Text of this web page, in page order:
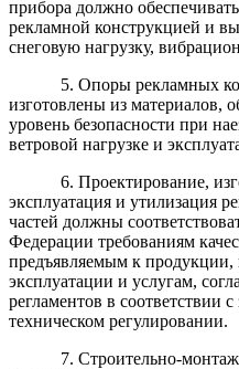
прибора должно
рекламной конструкцией и
снеговую нагрузку,
5. Опоры рекламных
изготовлены из материалов,
уровень безопасности при
ветровой нагрузке и
6. Проектирование,
эксплуатация и утилизация
частей должны
Федерации требованиям
предъявляемым к продукции,
эксплуатации и услугам,
регламентов в соответствии
техническом регулировании.
7. Строительно-